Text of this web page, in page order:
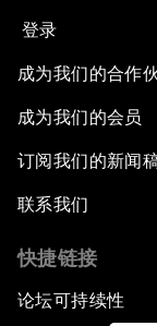
登录
成为我们的合作
成为我们的会员
订阅我们的新闻
联系我们
快捷链接
论坛可持续性